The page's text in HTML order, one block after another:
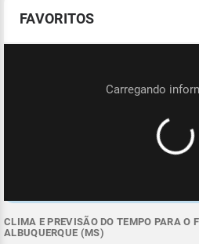
FAVORITOS
CLIMA E PREVISÃO DO TEMPO PARA O
ALBUQUERQUE (MS)